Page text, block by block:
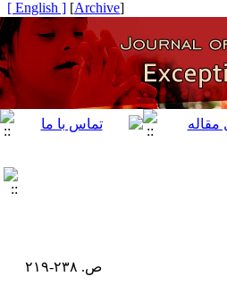
[
Archive
]
[ English ]
ص. ۲۳۸-۲۱۹